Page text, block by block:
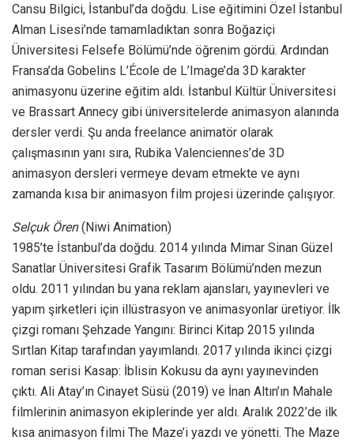
Cansu Bilgici, İstanbul’da doğdu. Lise eğitimini Özel İstanbul
Alman Lisesi’nde tamamladıktan sonra Boğaziçi
Üniversitesi Felsefe Bölümü’nde öğrenim gördü. Ardından
Fransa’da Gobelins L’École de L’Image’da 3D karakter
animasyonu üzerine eğitim aldı. İstanbul Kültür Üniversitesi
ve Brassart Annecy gibi üniversitelerde animasyon alanında
dersler verdi. Şu anda freelance animatör olarak
çalışmasının yanı sıra, Rubika Valenciennes’de 3D
animasyon dersleri vermeye devam etmekte ve aynı
zamanda kısa bir animasyon film projesi üzerinde çalışıyor.
Selçuk Ören(Niwi Animation)
1985’te İstanbul’da doğdu. 2014 yılında Mimar Sinan Güzel
Sanatlar Üniversitesi Grafik Tasarım Bölümü’nden mezun
oldu. 2011 yılından bu yana reklam ajansları, yayınevleri ve
yapım şirketleri için illüstrasyon ve animasyonlar üretiyor. İlk
çizgi romanı Şehzade Yangını: Birinci Kitap 2015 yılında
Sırtlan Kitap tarafından yayımlandı. 2017 yılında ikinci çizgi
roman serisi Kasap: İblisin Kokusu da aynı yayınevinden
çıktı. Ali Atay’ın Cinayet Süsü (2019) ve İnan Altın’ın Mahale
filmlerinin animasyon ekiplerinde yer aldı. Aralık 2022’de ilk
kısa animasyon filmi The Maze’i yazdı ve yönetti. The Maze